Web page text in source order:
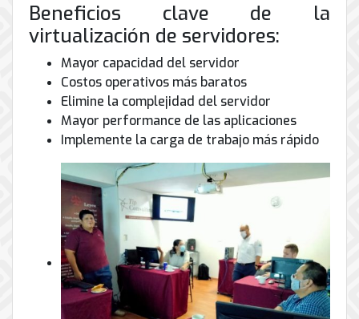
Beneficios clave de la
virtualización de servidores:
Mayor capacidad del servidor
Costos operativos más baratos
Elimine la complejidad del servidor
Mayor performance de las aplicaciones
Implemente la carga de trabajo más rápido